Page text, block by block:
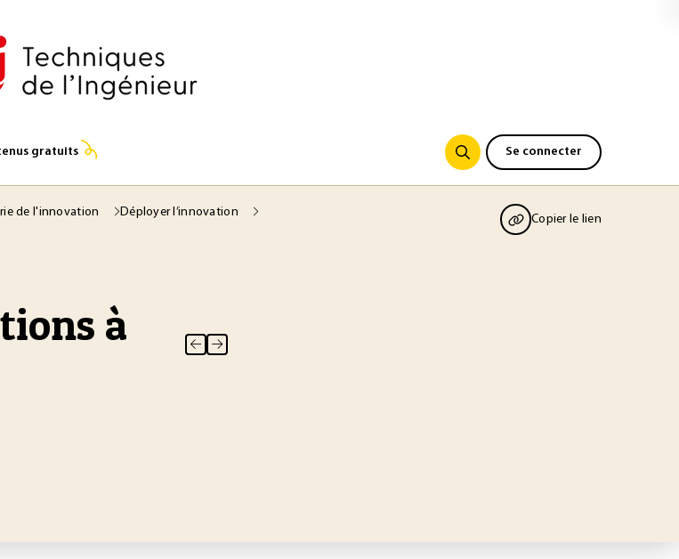
gratuits Se connecter
de l'innovation
Déployer l’innovation
Copier le lien
à